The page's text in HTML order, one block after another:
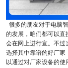
很多的朋友对于电脑
的发展，咱们都可以
会在网上进行宣。不
选择其中靠谱的好厂
以通过对厂家设备的